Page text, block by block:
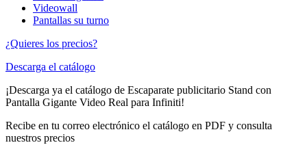
Videowall
Pantallas su turno
¿Quieres los precios?
Descarga el catálogo
¡Descarga ya el catálogo de Escaparate publicitario Stand con
Pantalla Gigante Video Real para Infiniti!
Recibe en tu correo electrónico el catálogo en PDF y consulta
nuestros precios